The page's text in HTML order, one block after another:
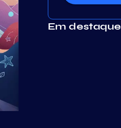
Em destaque